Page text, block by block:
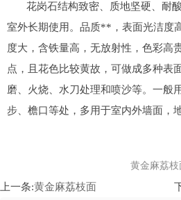
花岗石结构致密、质地坚硬、耐酸
室外长期使用。品质**，表面光洁度
度大，含铁量高，无放射性，色彩高
点，且花色比较黄故，可做成多种表
磨、火烧、水刀处理和喷沙等。一般
步、檐口等处，多用于室内外墙面，
黄金麻荔枝
上一条:黄金麻荔枝面